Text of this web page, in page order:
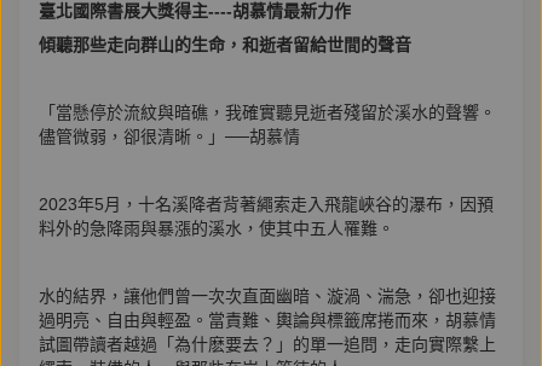
臺北國際書展大獎得主----胡慕情最新力作
傾聽那些走向群山的生命，和逝者留給世間的聲音
「當懸停於流紋與暗礁，我確實聽見逝者殘留於溪水的聲響。
儘管微弱，卻很清晰。」──胡慕情
2023年5月，十名溪降者背著繩索走入飛龍峽谷的瀑布，因預
料外的急降雨與暴漲的溪水，使其中五人罹難。
水的結界，讓他們曾一次次直面幽暗、漩渦、湍急，卻也迎接
過明亮、自由與輕盈。當責難、輿論與標籤席捲而來，胡慕情
試圖帶讀者越過「為什麽要去？」的單一追問，走向實際繫上